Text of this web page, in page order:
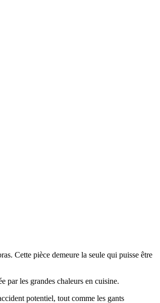
Cette pièce demeure la seule qui puisse être
par les grandes chaleurs en cuisine.
potentiel, tout comme les gants